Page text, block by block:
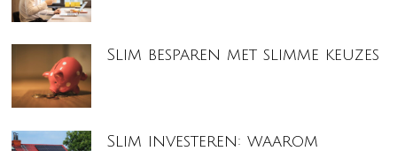
Slim besparen met slimme keuzes
Slim investeren: waarom